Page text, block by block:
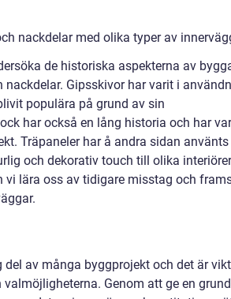
nackdelar med olika typer av
de historiska aspekterna av
nackdelar. Gipsskivor har varit i
populära på grund av sin
har också en lång historia och har
Träpaneler har å andra sidan
och dekorativ touch till olika
vi lära oss av tidigare misstag och
del av många byggprojekt och det är
Genom att ge en